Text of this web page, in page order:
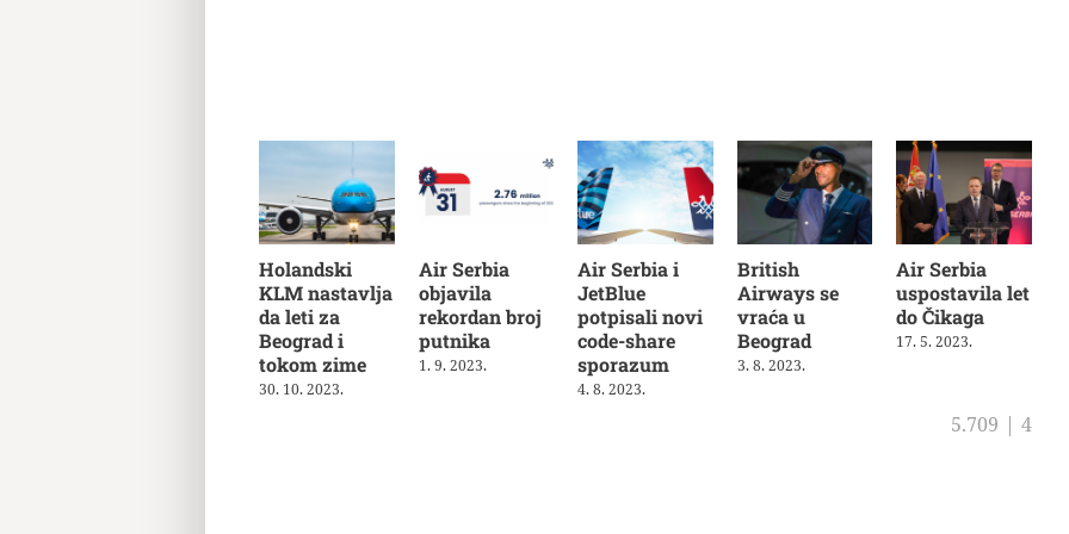
Holandski
KLM nastavlja
da leti za
Beograd i
tokom zime
30. 10. 2023.
Air Serbia
objavila
rekordan broj
putnika
1. 9. 2023.
Air Serbia i
JetBlue
potpisali novi
code-share
sporazum
4. 8. 2023.
British
Airways se
vraća u
Beograd
3. 8. 2023.
Air Serbia
uspostavila let
do Čikaga
17. 5. 2023.
5.709 | 4